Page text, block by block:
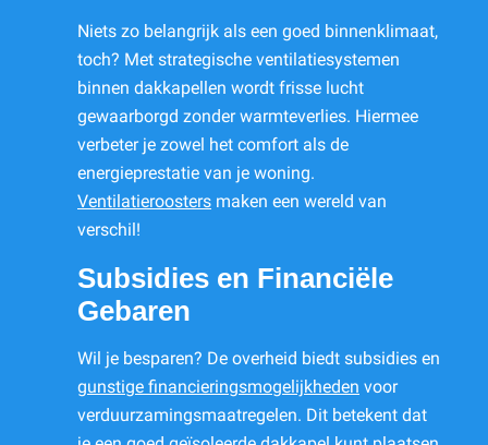
Niets zo belangrijk als een goed binnenklimaat,
toch? Met strategische ventilatiesystemen
binnen dakkapellen wordt frisse lucht
gewaarborgd zonder warmteverlies. Hiermee
verbeter je zowel het comfort als de
energieprestatie van je woning.
Ventilatieroosters maken een wereld van
verschil!
Subsidies en Financiële
Gebaren
Wil je besparen? De overheid biedt subsidies en
gunstige financieringsmogelijkheden voor
verduurzamingsmaatregelen. Dit betekent dat